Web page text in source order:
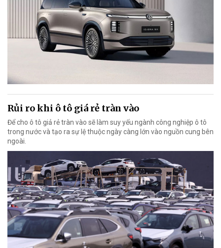
Rủi ro khi ô tô giá rẻ tràn vào
Để cho ô tô giả rẻ tràn vào sẽ làm suy yếu ngành công nghiệp ô tô
trong nước và tạo ra sự lệ thuộc ngày càng lớn vào nguồn cung bên
ngoài.